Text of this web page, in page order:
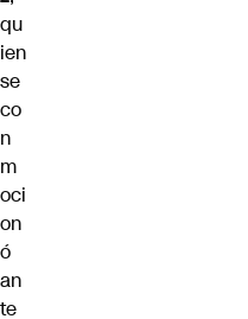
qu
ien
se
co
n
m
oci
on
ó
an
te